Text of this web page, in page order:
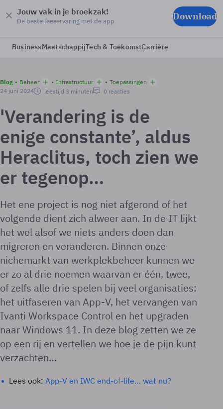
Jouw vak in je broekzak!
De beste leeservaring met de app Download
BusinessMaatschappijTech & ToekomstCarrière
Blog Beheer Infrastructuur
Toepassingen
24 juni 2024
leestijd 3 minuten 0 reacties
'Verandering is de
enige constante’, aldus
Heraclitus, toch zien we
er tegenop…
Het ene project is nog niet afgerond of het
volgende dient zich alweer aan. In de IT lijkt
het wel alsof we niets anders doen dan
migreren en veranderen. Binnen onze
nichemarkt van werkplekbeheer kunnen we
er zo al drie noemen waarvan er één, twee,
of zelfs alle drie spelen bij veel organisaties:
het uitfaseren van App-V, het vervangen van
Ivanti Workspace Control en het upgraden
naar Windows 11. In deze blog zetten we ze
op een rij en vertellen we hoe je de pijn kunt
verzachten…
Lees ook: App-V en IWC end-of-life… wat nu?